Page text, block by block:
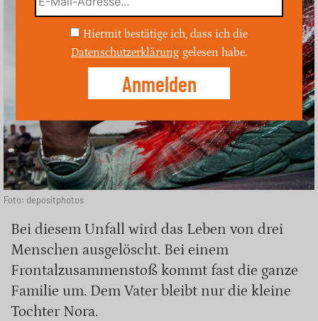
Foto: depositphotos
Bei diesem Unfall wird das Leben von drei
Menschen ausgelöscht. Bei einem
Frontalzusammenstoß kommt fast die ganze
Familie um. Dem Vater bleibt nur die kleine
Tochter Nora.
Hiermit bestätige ich, dass ich die
Datenschutzerklärung gelesen habe.